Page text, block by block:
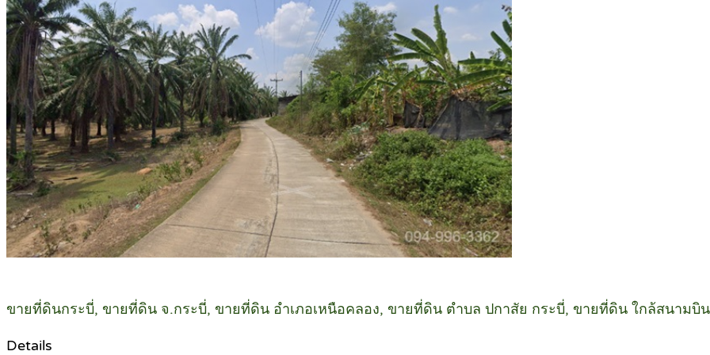
ขายที่ดินกระบี่, ขายที่ดิน จ.กระบี่, ขายที่ดิน อำเภอเหนือคลอง, ขายที่ดิน ตำบล ปกาสัย กระบี่, ขายที่ดิน ใกล้สนามบิ
Details